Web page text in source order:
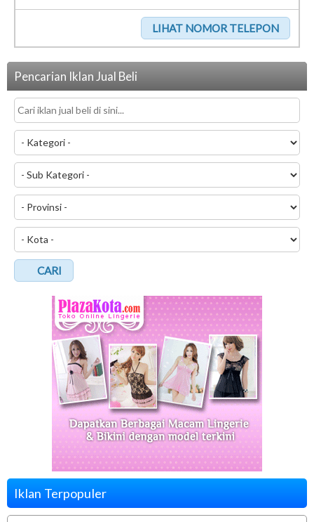
Pencarian Iklan Jual Beli
CARI
Iklan Terpopuler